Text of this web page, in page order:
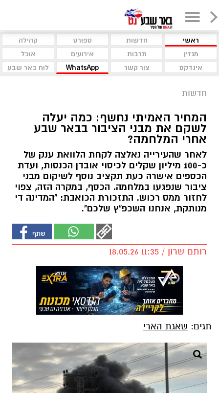
ראשי חדשות ספורט
קהילה
מגזין
תרבות אירועים
אוכל
אינדקס
צור קשר WhatsApp לוח באר שבע
חדשות
המחיר האמיתי נחשף: כמה יעלה
לשקם את מבני הציבור בבאר שבע
אחרי המלחמה?
לאחר שהעירייה נאלצה לקחת הלוואת ענק של
כ-100 מיליון שקלים לכיסוי אובדן הכנסות, ועדת
הכספים אישרה כעת תקציב נוסף לשיקום מבני
ציבור שנפגעו במלחמה. הכסף, במקרה הזה, צפוי
לחזור ממס רכוש. התזכורת הכואבת: "המדינה די
מנותקת, אנחנו השכפ"ץ שלכם".
רותם שרון / 11:35 18.05.26
תגים: שאגת הארי